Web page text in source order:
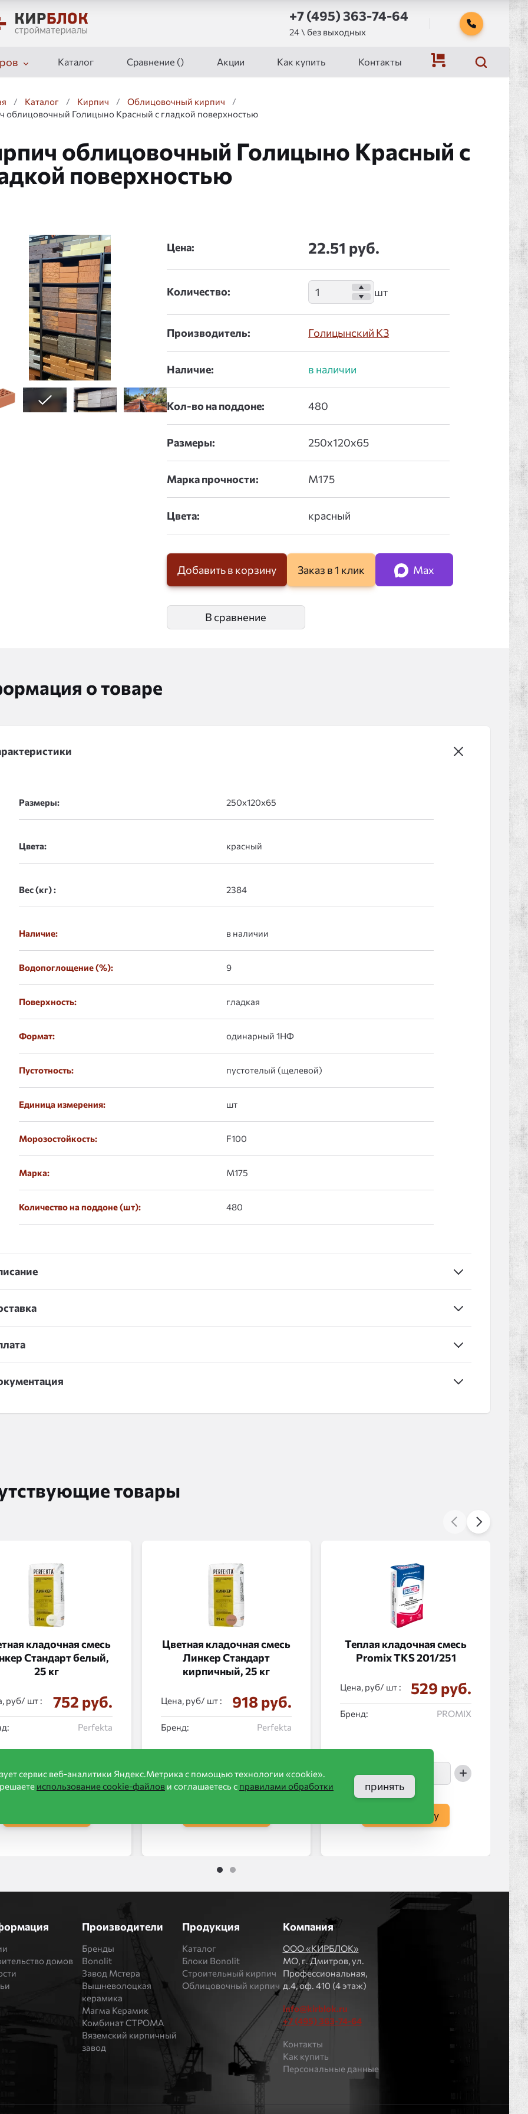
+7 (495) 363-74-64
24 \ без выходных
Каталог Сравнение () Акции Как купить Контакты
/ Каталог / Кирпич / Облицовочный кирпич
/
облицовочный Голицыно Красный с гладкой поверхностью
облицовочный Голицыно Красный с
поверхностью
Цена: 22.51 руб.
Количество:
Производитель: Голицынский КЗ
Наличие:
Кол-во на поддоне:
Размеры:
Марка прочности:
Цвета:
Добавить в корзину Заказ в 1 клик Max
В сравнение
о товаре
Размеры:
Цвета:
Вес (кг) :
Наличие: в наличии
Водопоглощение (%): 9
Поверхность: гладкая
Формат: одинарный 1НФ
Пустотность: пустотелый (щелевой)
Единица измерения: шт
Морозостойкость: F100
Марка: М175
Количество на поддоне (шт): 480
товары
кладочная смесь
Стандарт белый,
25 кг
руб/ : 752 руб.
Perfekta
Цветная кладочная смесь
Линкер Стандарт
кирпичный, 25 кг
Цена, руб/ : 918 руб.
Бренд: Perfekta
Теплая кладочная смесь
Promix ТКS 201/251
Цена, руб/ : 529 руб.
Бренд: PROMIX
в корзину
1 2
домов
Производители
Бренды
Bonolit
Завод Мстера
Вышневолоцкая
керамика
Магма Керамик
Комбинат СТРОМА
Вяземский кирпичный
завод
Продукция
Каталог
Блоки Bonolit
Строительный кирпич
Облицовочный кирпич
Компания
ООО «КИРБЛОК»
МO, г. Дмитров, ул.
Профессиональная,
д.4, оф. 410 (4 этаж)
info@kirblok.ru
+7 (495) 363-74-64
Контакты
Как купить
Персональные данные
сервис веб-аналитики Яндекс.Метрика с помощью технологии «cookie».
использование cookie-файлов и соглашаетесь с правилами обработки принять